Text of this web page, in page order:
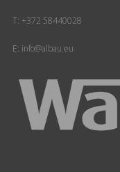
T: +372 58440028
E: info@albau.eu